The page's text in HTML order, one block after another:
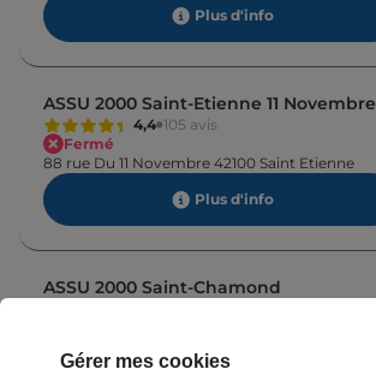
Plus d'info
ASSU 2000 Saint-Etienne 11 Novembre
4,4 105 avis
Fermé
88 rue Du 11 Novembre 42100 Saint Etienne
Plus d'info
ASSU 2000 Saint-Chamond
Gérer mes cookies